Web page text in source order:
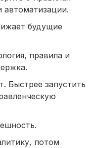
автоматизации.
будущие
правила и
Быстрее запустить
потом